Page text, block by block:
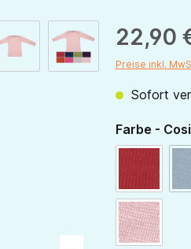
22,90
Preise inkl.
Sofort
Farbe -
rose